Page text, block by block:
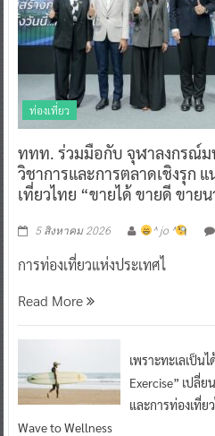
ท่องเที่ยว
ททท. ร่วมมือกับ จุฬาลงกรณ์ม
วิชาการและการตลาดเชิงรุก
เที่ยวไทย “ขายได้ ขายดี ขาย
5 สิงหาคม 2026 ^ jo ^
การท่องเที่ยวแห่งประเทศไ
Read More
เพราะทะเลเป็
Exercise” เปลี่
และการท่องเที่ย
Wave to Wellness